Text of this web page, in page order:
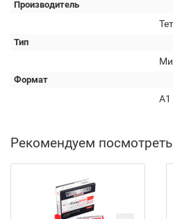
Производитель
Тип
Формат
А1
Рекомендуем посмотреть